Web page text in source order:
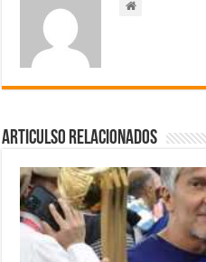
Articulso Relacionados